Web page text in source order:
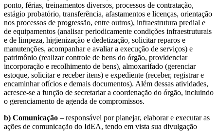
ponto, férias, treinamentos diversos, processos de contratação,
estágio probatório, transferência, afastamentos e licenças, orientação
nos processos de progressão, entre outros), infraestrutura predial e
de equipamentos (analisar periodicamente condições infraestruturais
e de limpeza, higienização e dedetização, solicitar reparos e
manutenções, acompanhar e avaliar a execução de serviços) e
patrimônio (realizar controle de bens do órgão, providenciar
incorporação e recolhimento de bens), almoxarifado (gerenciar
estoque, solicitar e receber itens) e expediente (receber, registrar e
encaminhar ofícios e demais documentos). Além dessas atividades,
acresce-se a função de secretariar a coordenação do órgão, incluindo
o gerenciamento de agenda de compromissos.
b) Comunicação – responsável por planejar, elaborar e executar as
ações de comunicação do IdEA, tendo em vista sua divulgação